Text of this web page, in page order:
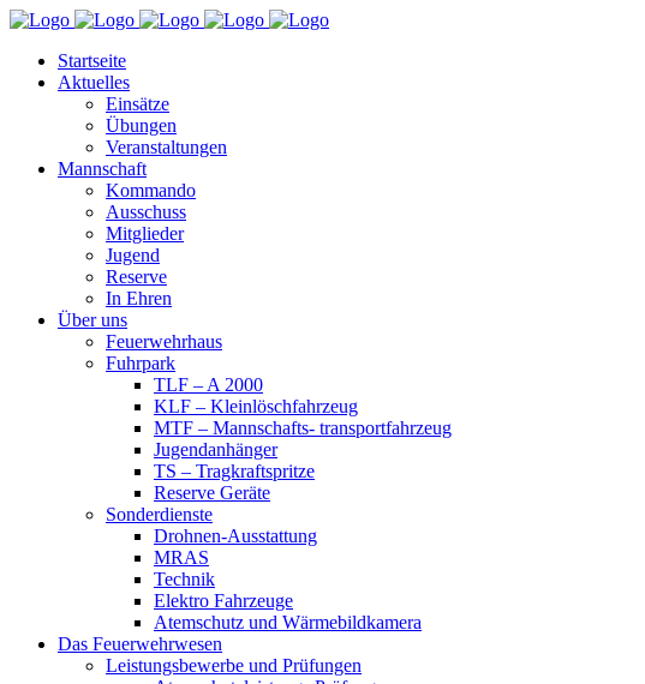
Startseite
Aktuelles
Einsätze
Übungen
Veranstaltungen
Mannschaft
Kommando
Ausschuss
Mitglieder
Jugend
Reserve
In Ehren
Über uns
Feuerwehrhaus
Fuhrpark
TLF – A 2000
KLF – Kleinlöschfahrzeug
MTF – Mannschafts- transportfahrzeug
Jugendanhänger
TS – Tragkraftspritze
Reserve Geräte
Sonderdienste
Drohnen-Ausstattung
MRAS
Technik
Elektro Fahrzeuge
Atemschutz und Wärmebildkamera
Das Feuerwehrwesen
Leistungsbewerbe und Prüfungen